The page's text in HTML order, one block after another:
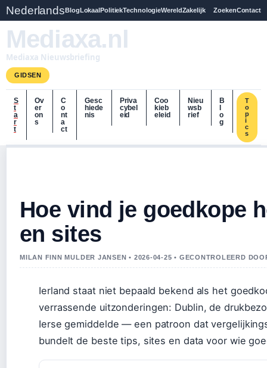
NederlandsBlogLokaalPolitiekTechnologieWereldZakelijk ZoekenContact
Mediaxa.nl
Mediaxa Nieuwsbriefing
GIDSEN
S
t
a
r
t
Ov
er
on
s
C
o
nt
a
ct
Gesc
hiede
nis
Priva
cybel
eid
Coo
kieb
eleid
Nieu
wsb
rief
B
o
g
T
o
p
i
c
s
Hoe vind je goedkope
en sites
MILAN FINN MULDER JANSEN • 2026-04-25 • GECONTROLEERD
Ierland staat niet bepaald bekend als het
verrassende uitzonderingen: Dublin, de
Ierse gemiddelde — een patroon dat
bundelt de beste tips, sites en data voor wie